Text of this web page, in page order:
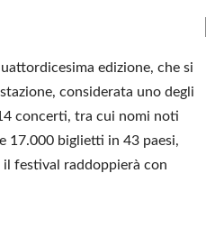
edizione, che si
considerata uno degli
concerti, tra cui nomi noti
17.000 biglietti in 43 paesi,
festival raddoppierà con